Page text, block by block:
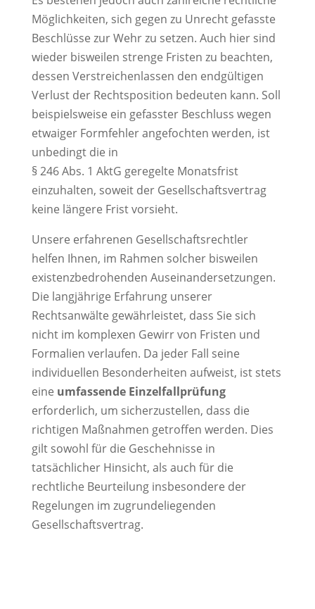
Möglichkeiten, sich gegen zu Unrecht gefasste
Beschlüsse zur Wehr zu setzen. Auch hier sind
wieder bisweilen strenge Fristen zu beachten,
dessen Verstreichenlassen den endgültigen
Verlust der Rechtsposition bedeuten kann. Soll
beispielsweise ein gefasster Beschluss wegen
etwaiger Formfehler angefochten werden, ist
unbedingt die in
§ 246 Abs. 1 AktG geregelte Monatsfrist
einzuhalten, soweit der Gesellschaftsvertrag
keine längere Frist vorsieht.
Unsere erfahrenen Gesellschaftsrechtler
helfen Ihnen, im Rahmen solcher bisweilen
existenzbedrohenden Auseinandersetzungen.
Die langjährige Erfahrung unserer
Rechtsanwälte gewährleistet, dass Sie sich
nicht im komplexen Gewirr von Fristen und
Formalien verlaufen. Da jeder Fall seine
individuellen Besonderheiten aufweist, ist stets
eine umfassende Einzelfallprüfung
erforderlich, um sicherzustellen, dass die
richtigen Maßnahmen getroffen werden. Dies
gilt sowohl für die Geschehnisse in
tatsächlicher Hinsicht, als auch für die
rechtliche Beurteilung insbesondere der
Regelungen im zugrundeliegenden
Gesellschaftsvertrag.